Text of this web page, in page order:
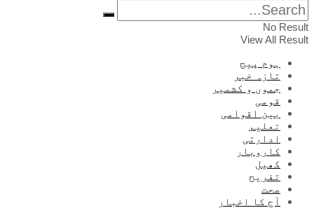
No Result
View All Result
ہوم پیج
تازہ خبر
جموں و کشمیر
قومی
بین اقوامی
تعلیم
ادارتی
کاروبار
کھیل
تفریح
صحت
آج کا اخبار